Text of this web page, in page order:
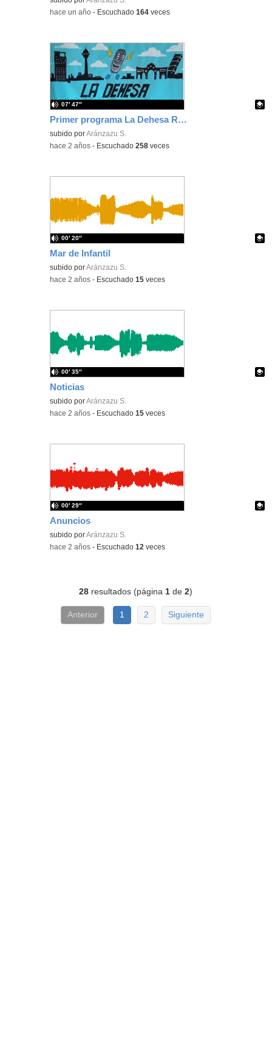
-hace un año - Escuchado164 veces
Primer programa La Dehesa Radio
Contenido educativo.
subido porAránzazu S.
07′ 47″
-hace 2 años - Escuchado258 veces
Mar de Infantil
Contenido educativo.
subido porAránzazu S.
00′ 20″
-hace 2 años - Escuchado15 veces
Noticias
Contenido educativo.
subido porAránzazu S.
00′ 35″
-hace 2 años - Escuchado15 veces
Anuncios
Contenido educativo.
subido porAránzazu S.
00′ 29″
-hace 2 años - Escuchado12 veces
28 resultados (página 1 de2)
Anterior 1 2 Siguiente